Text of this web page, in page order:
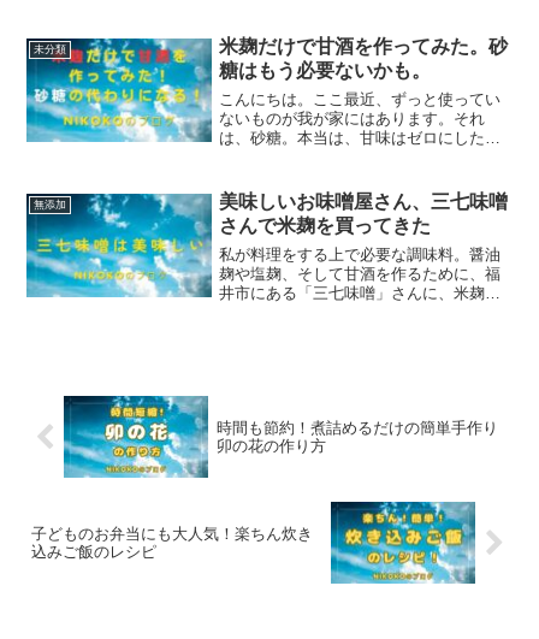
鶏肉を見つけたので、それを使った、鶏
肉弁当です。鶏肉メニュー...
未分類
米麹だけで甘酒を作ってみた。砂
糖はもう必要ないかも。
こんにちは。ここ最近、ずっと使ってい
ないものが我が家にはあります。それ
は、砂糖。本当は、甘味はゼロにしたい
は、甘酒を使っています。今日は、いつ
も米麹を買いに行く「三七味...
無添加
美味しいお味噌屋さん、三七味噌
さんで米麹を買ってきた
私が料理をする上で必要な調味料。醤油
麹や塩麹、そして甘酒を作るために、福
井市にある「三七味噌」さんに、米麹を
時間も節約！煮詰めるだけの簡単手作り
卯の花の作り方
子どものお弁当にも大人気！楽ちん炊き
込みご飯のレシピ